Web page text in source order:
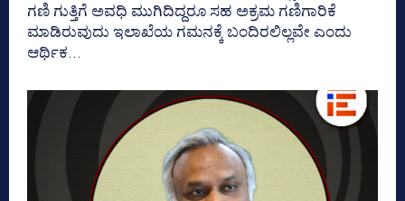
ಗಣಿ ಗುತ್ತಿಗೆ ಅವಧಿ ಮುಗಿದಿದ್ದರೂ ಸಹ ಅಕ್ರಮ ಗಣಿಗಾರಿಕೆ
ಮಾಡಿರುವುದು ಇಲಾಖೆಯ ಗಮನಕ್ಕೆ ಬಂದಿರಲಿಲ್ಲವೇ ಎಂದು
ಆರ್ಥಿಕ...